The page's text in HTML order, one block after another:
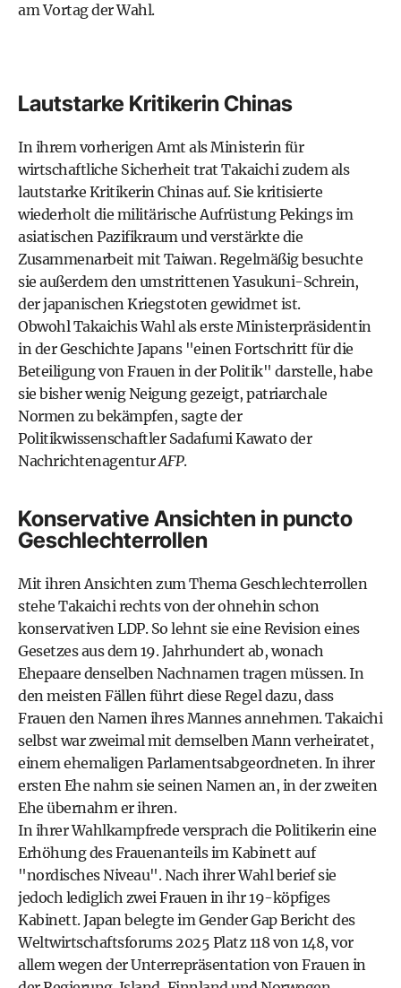
am Vortag der Wahl.
Lautstarke Kritikerin Chinas
In ihrem vorherigen Amt als Ministerin für
wirtschaftliche Sicherheit trat Takaichi zudem als
lautstarke Kritikerin Chinas auf. Sie kritisierte
wiederholt die militärische Aufrüstung Pekings im
asiatischen Pazifikraum und verstärkte die
Zusammenarbeit mit Taiwan. Regelmäßig besuchte
sie außerdem den umstrittenen Yasukuni-Schrein,
der japanischen Kriegstoten gewidmet ist.
Obwohl Takaichis Wahl als erste Ministerpräsidentin
in der Geschichte Japans "einen Fortschritt für die
Beteiligung von Frauen in der Politik" darstelle, habe
sie bisher wenig Neigung gezeigt, patriarchale
Normen zu bekämpfen, sagte der
Politikwissenschaftler Sadafumi Kawato der
NachrichtenagenturAFP.
Konservative Ansichten in puncto
Geschlechterrollen
Mit ihren Ansichten zum Thema Geschlechterrollen
stehe Takaichi rechts von der ohnehin schon
konservativen LDP. So lehnt sie eine Revision eines
Gesetzes aus dem 19. Jahrhundert ab, wonach
Ehepaare denselben Nachnamen tragen müssen. In
den meisten Fällen führt diese Regel dazu, dass
Frauen den Namen ihres Mannes annehmen. Takaichi
selbst war zweimal mit demselben Mann verheiratet,
einem ehemaligen Parlamentsabgeordneten. In ihrer
ersten Ehe nahm sie seinen Namen an, in der zweiten
Ehe übernahm er ihren.
In ihrer Wahlkampfrede versprach die Politikerin eine
Erhöhung des Frauenanteils im Kabinett auf
"nordisches Niveau". Nach ihrer Wahl berief sie
jedoch lediglich zwei Frauen in ihr 19-köpfiges
Kabinett. Japan belegte im Gender Gap Bericht des
Weltwirtschaftsforums 2025 Platz 118 von 148, vor
allem wegen der Unterrepräsentation von Frauen in